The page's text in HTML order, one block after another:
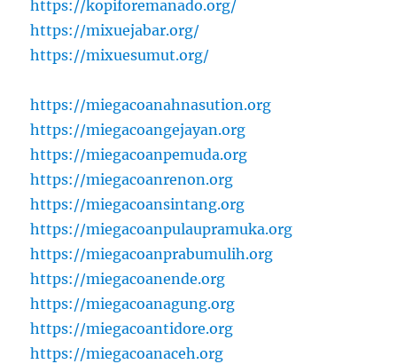
https://kopiforemanado.org/
https://mixuejabar.org/
https://mixuesumut.org/
https://miegacoanahnasution.org
https://miegacoangejayan.org
https://miegacoanpemuda.org
https://miegacoanrenon.org
https://miegacoansintang.org
https://miegacoanpulaupramuka.org
https://miegacoanprabumulih.org
https://miegacoanende.org
https://miegacoanagung.org
https://miegacoantidore.org
https://miegacoanaceh.org